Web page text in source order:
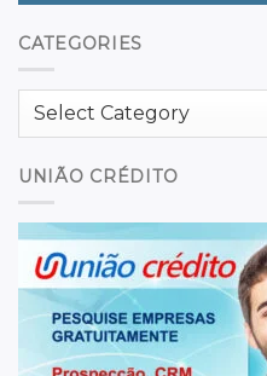
CATEGORIES
UNIÃO CRÉDITO